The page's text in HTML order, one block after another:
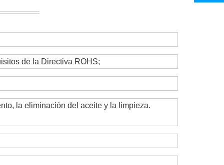
de la Directiva ROHS;
la eliminación del aceite y la limpieza.